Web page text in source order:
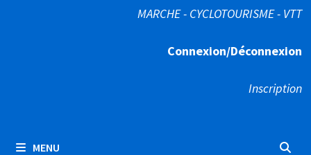
MARCHE - CYCLOTOURISME - VTT
Connexion/Déconnexion
Inscription
MENU